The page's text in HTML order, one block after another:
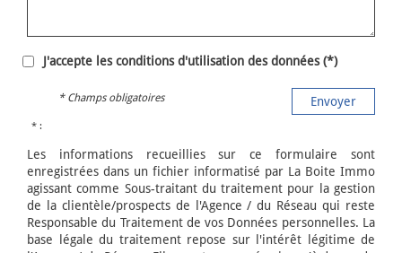
J'accepte les conditions d'utilisation des données (*)
Envoyer
* Champs obligatoires
* :
Les informations recueillies sur ce formulaire sont
enregistrées dans un fichier informatisé par La Boite Immo
agissant comme Sous-traitant du traitement pour la gestion
de la clientèle/prospects de l'Agence / du Réseau qui reste
Responsable du Traitement de vos Données personnelles. La
base légale du traitement repose sur l'intérêt légitime de